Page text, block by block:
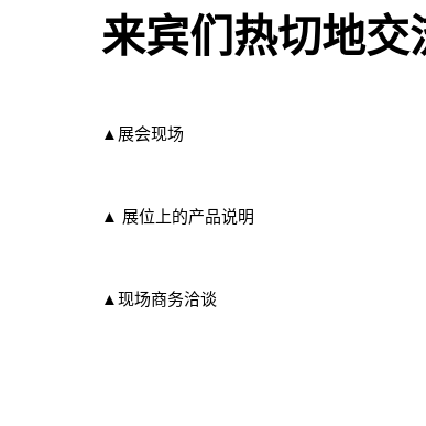
来宾们热切地
▲展会现场
▲ 展位上的产品说明
▲现场商务洽谈